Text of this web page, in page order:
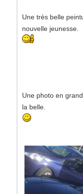
Une très belle
nouvelle jeunesse.
Une photo en
la belle.